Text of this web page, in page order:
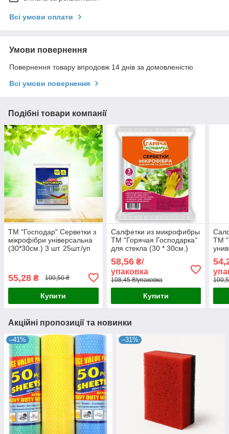
Всі умови оплати
Умови повернення
Повернення товару впродовж 14 днів за домовленістю
Всі умови повернення
Подібні товари компанії
ТМ "Господар" Серветки з
мікрофібри універсальна
(30*30см.) 3 шт. 25шт./уп
55,28 ₴ 100,50 ₴
Купити
Салфетки из микрофибры
ТМ "Горячая Господарка"
для стекла (30 * 30см.)
58,56₴/
упаковка
108,45 ₴/упаковка
Купити
ТМ
Акційні пропозиції та новинки
–41% –31%